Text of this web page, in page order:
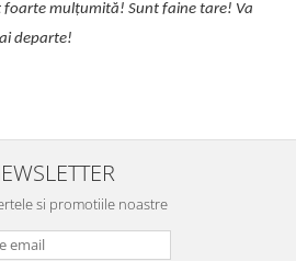
foarte mulțumită! Sunt faine tare! Va
departe!
si promotiile noastre